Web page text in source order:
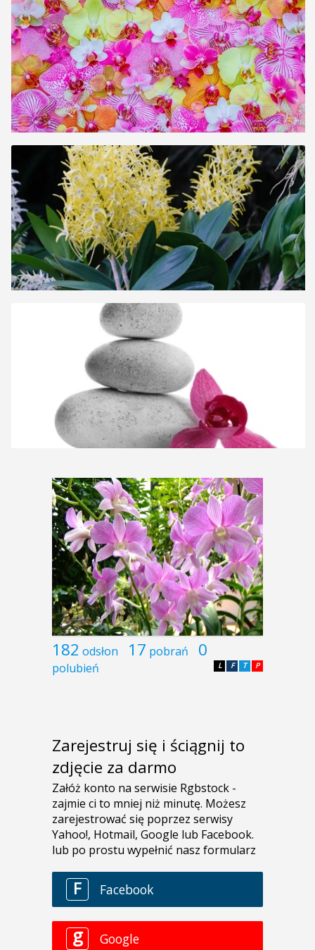
182 odsłon 17 pobrań 0
polubień P
T
F
L
Zarejestruj się i ściągnij to
zdjęcie za darmo